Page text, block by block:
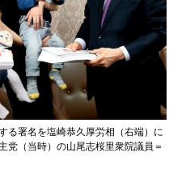
る署名を塩崎恭久厚労相（右端）に
党（当時）の山尾志桜里衆院議員＝